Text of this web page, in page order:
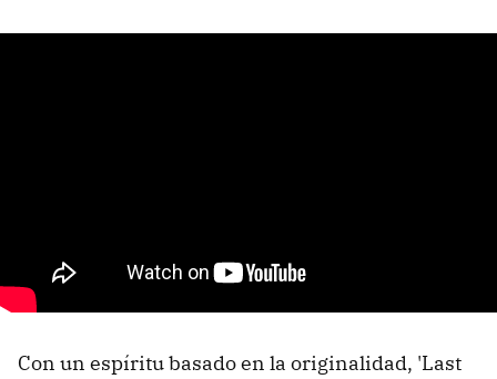
Con un espíritu basado en la originalidad, 'Last